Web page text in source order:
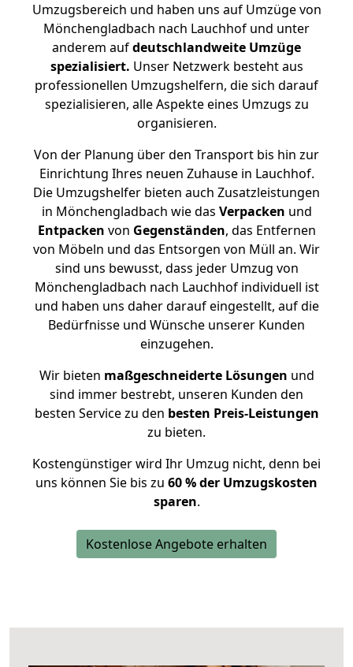
Umzugsbereich und haben uns auf Umzüge von
Mönchengladbach nach Lauchhof und unter
anderem aufdeutschlandweite Umzüge
spezialisiert. Unser Netzwerk besteht aus
professionellen Umzugshelfern, die sich darauf
spezialisieren, alle Aspekte eines Umzugs zu
organisieren.
Von der Planung über den Transport bis hin zur
Einrichtung Ihres neuen Zuhause in Lauchhof.
Die Umzugshelfer bieten auch Zusatzleistungen
in Mönchengladbach wie das Verpacken und
Entpacken von Gegenständen, das Entfernen
von Möbeln und das Entsorgen von Müll an. Wir
sind uns bewusst, dass jeder Umzug von
Mönchengladbach nach Lauchhof individuell ist
und haben uns daher darauf eingestellt, auf die
Bedürfnisse und Wünsche unserer Kunden
einzugehen.
Wir bieten maßgeschneiderte Lösungen und
sind immer bestrebt, unseren Kunden den
besten Service zu den besten Preis-Leistungen
zu bieten.
Kostengünstiger wird Ihr Umzug nicht, denn bei
uns können Sie bis zu 60 % der Umzugskosten
sparen.
Kostenlose Angebote erhalten